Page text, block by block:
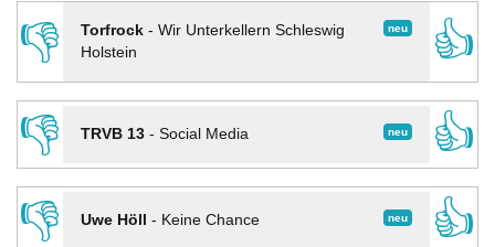
👎
neu
Torfrock- Wir Unterkellern Schleswig
Holstein
👍
👎
neu
TRVB 13- Social Media
👍
👎
neu
Uwe Höll - Keine Chance
👍